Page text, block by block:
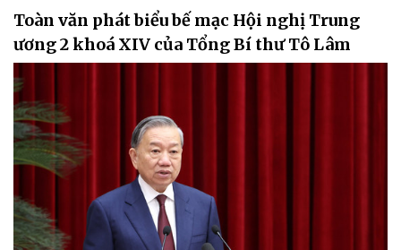
Toàn văn phát biểu bế mạc Hội nghị Trung
ương 2 khoá XIV của Tổng Bí thư Tô Lâm